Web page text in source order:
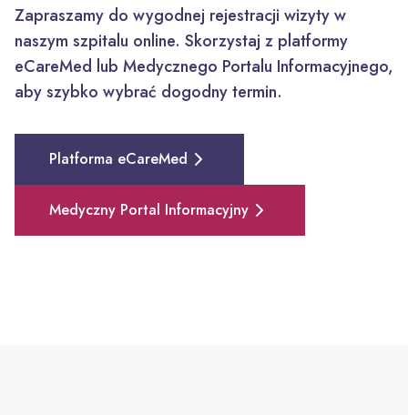
Zapraszamy do wygodnej rejestracji wizyty w
naszym szpitalu online. Skorzystaj z platformy
eCareMed lub Medycznego Portalu Informacyjnego,
aby szybko wybrać dogodny termin.
Platforma eCareMed
Medyczny Portal Informacyjny